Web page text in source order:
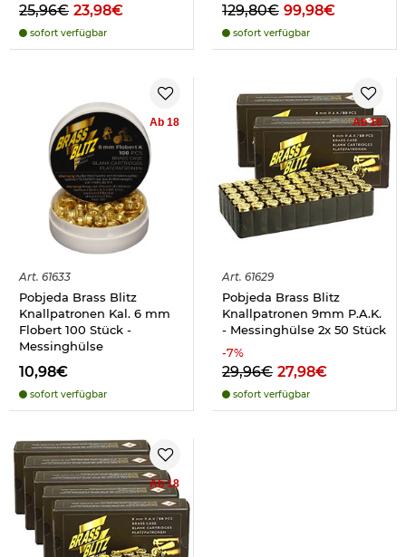
25,96€ 23,98€
sofort verfügbar
129,80€ 99,98€
sofort verfügbar
Ab 18
Art. 61633
Pobjeda Brass Blitz
Knallpatronen Kal. 6 mm
Flobert 100 Stück -
Messinghülse
10,98€
sofort verfügbar
Ab 18
Art. 61629
Pobjeda Brass Blitz
Knallpatronen 9mm P.A.K.
- Messinghülse 2x 50 Stück
-7%
29,96€ 27,98€
sofort verfügbar
Ab 18